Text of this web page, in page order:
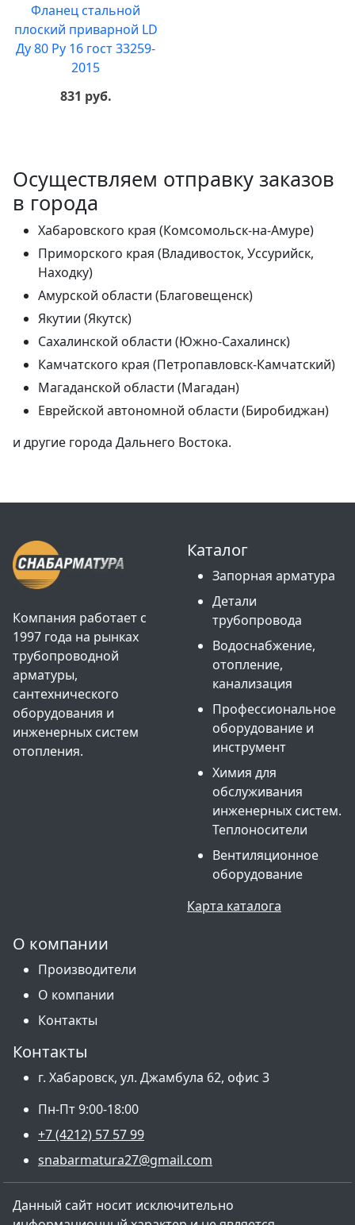
Фланец стальной
плоский приварной LD
Ду 80 Ру 16 гост 33259-
2015
831 руб.
Осуществляем отправку заказов
в города
Хабаровского края (Комсомольск-на-Амуре)
Приморского края (Владивосток, Уссурийск,
Находку)
Амурской области (Благовещенск)
Якутии (Якутск)
Сахалинской области (Южно-Сахалинск)
Камчатского края (Петропавловск-Камчатский)
Магаданской области (Магадан)
Еврейской автономной области (Биробиджан)
и другие города Дальнего Востока.
Компания работает с
1997 года на рынках
трубопроводной
арматуры,
сантехнического
оборудования и
инженерных систем
отопления.
Каталог
Запорная арматура
Детали
трубопровода
Водоснабжение,
отопление,
канализация
Профессиональное
оборудование и
инструмент
Химия для
обслуживания
инженерных систем.
Теплоносители
Вентиляционное
оборудование
Карта каталога
О компании
Производители
О компании
Контакты
Контакты
г. Хабаровск, ул. Джамбула 62, офис 3
Пн-Пт 9:00-18:00
+7 (4212) 57 57 99
snabarmatura27@gmail.com
Данный сайт носит исключительно